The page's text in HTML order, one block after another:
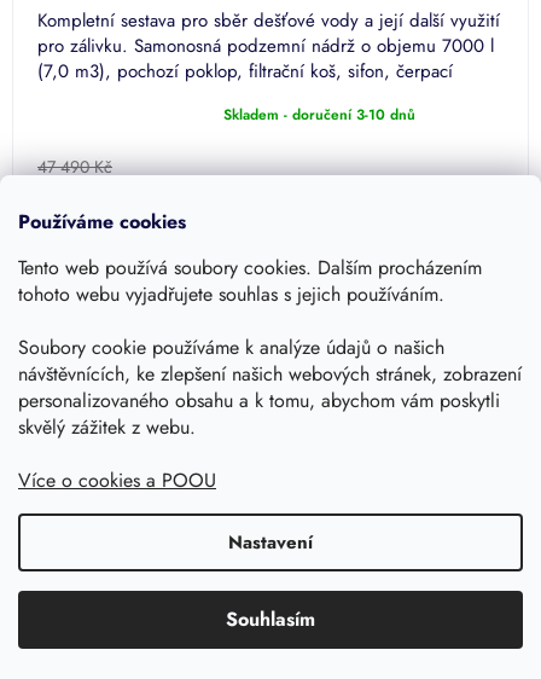
Používáme cookies
Tento web používá soubory cookies. Dalším procházením
tohoto webu vyjadřujete souhlas s jejich používáním.
Soubory cookie používáme k analýze údajů o našich
návštěvnících, ke zlepšení našich webových stránek, zobrazení
personalizovaného obsahu a k tomu, abychom vám poskytli
skvělý zážitek z webu.
Více o cookies a POOU
Nastavení
Souhlasím
Kompletní sestava pro sběr dešťové vody a její další využití
pro zálivku. Samonosná podzemní nádrž o objemu 7000 l
(7,0 m3), pochozí poklop, filtrační koš, sifon, čerpací
produktu
5,0
z
hvězdiček.
Skladem - doručení 3-10 dnů
47 490 Kč
/ ks
Možný osobní odběr Praha 4